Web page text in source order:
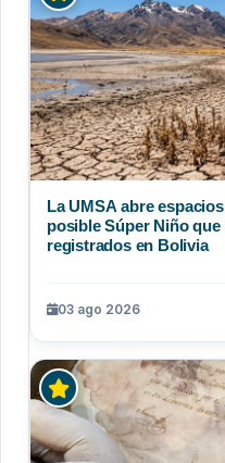
La UMSA abre
posible Súper Niño
registrados en Bolivia
03 ago 2026